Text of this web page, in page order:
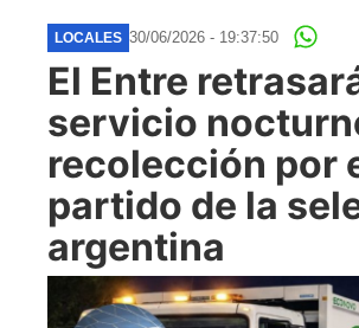
LOCALES 30/06/2026 - 19:37:50
El Entre
servicio
recolección por
partido de la
argentina